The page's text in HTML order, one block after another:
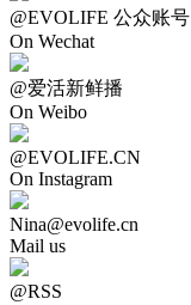
@EVOLIFE 公众账号
On Wechat
@爱活新鲜播
On Weibo
@EVOLIFE.CN
On Instagram
Nina@evolife.cn
Mail us
@RSS